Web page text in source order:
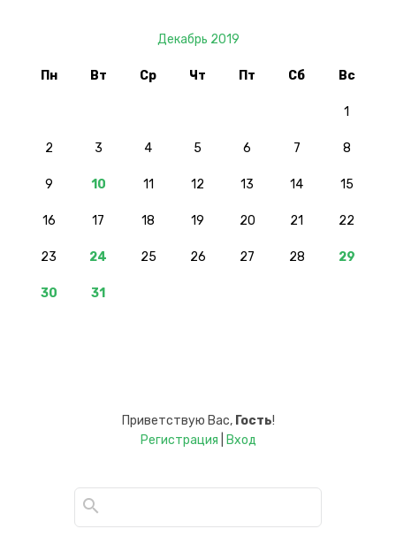
Декабрь 2019
Пн Вт Ср Чт Пт Сб Вс
1
2 3 4 5 6 7 8
9 10 11 12 13 14 15
16 17 18 19 20 21 22
23 24 25 26 27 28 29
30 31
Приветствую Вас, Гость!
Регистрация
Вход